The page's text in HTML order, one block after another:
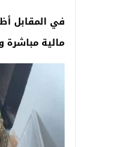
مالية مباشرة و100000 درهم كمساهمة عينية .